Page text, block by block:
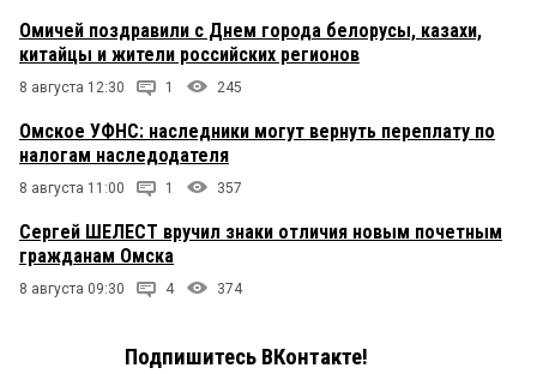
Омичей поздравили с Днем города белорусы, казахи,
китайцы и жители российских регионов
8 августа 12:30 1 245
Омское УФНС: наследники могут вернуть переплату по
налогам наследодателя
8 августа 11:00 1 357
Сергей ШЕЛЕСТ вручил знаки отличия новым почетным
гражданам Омска
8 августа 09:30 4 374
Подпишитесь ВКонтакте!